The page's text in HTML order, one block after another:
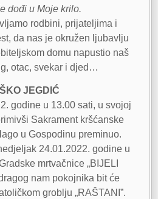
dođi u Moje krilo.
rodbini, prijateljima i
da nas je okružen ljubavlju
domu napustio naš
otac, svekar i djed…
JEGDIĆ
godine u 13.00 sati, u svojoj
Sakrament kršćanske
u Gospodinu preminuo.
24.01.2022. godine u
mrtvačnice „BIJELI
nam pokojnika bit će
groblju „RAŠTANI”.